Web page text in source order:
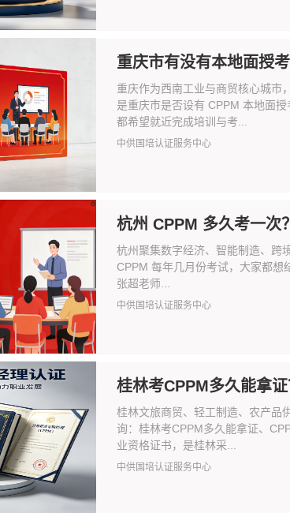
重庆市有没有本地面授
重庆作为西南工业与商贸核心城市
是重庆市是否设有 CPPM 本地面
都希望就近完成培训与考...
中供国培认证服务中心
杭州 CPPM 多久考一次
杭州聚集数字经济、智能制造、跨
CPPM 每年几月份考试，大家都想
张超老师...
中供国培认证服务中心
桂林考CPPM多久能拿证
桂林文旅商贸、轻工制造、农产品
询：桂林考CPPM多久能拿证、
业资格证书，是桂林采...
中供国培认证服务中心